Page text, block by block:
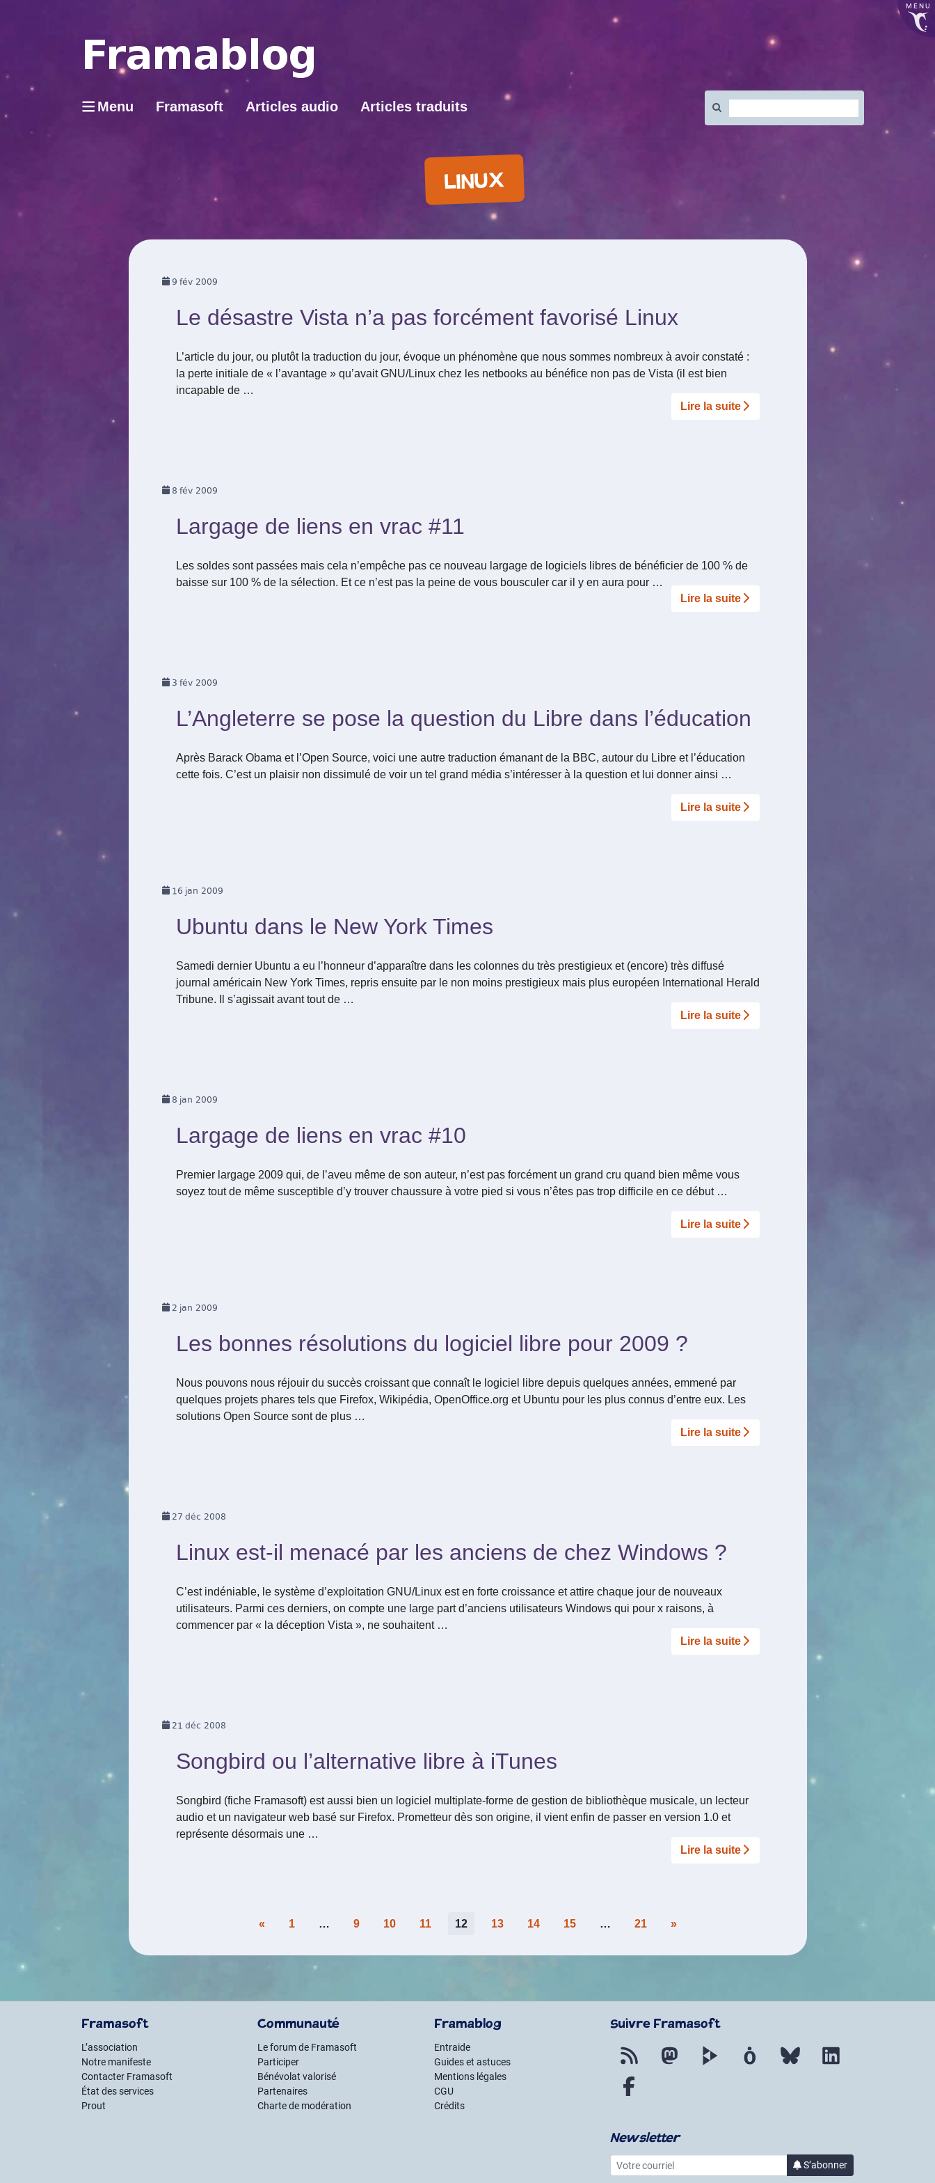
MENU
Menu Framasoft Articles audio Articles traduits
:
LINUX
9 fév 2009
Le désastre Vista n’a pas forcément favorisé Linux
L’article du jour, ou plutôt la traduction du jour, évoque un phénomène que nous sommes nombreux à avoir constaté :
la perte initiale de « l’avantage » qu’avait GNU/Linux chez les netbooks au bénéfice non pas de Vista (il est bien
incapable de …
Lire la suite­­
8 fév 2009
Largage de liens en vrac #11
Les soldes sont passées mais cela n’empêche pas ce nouveau largage de logiciels libres de bénéficier de 100 % de
baisse sur 100 % de la sélection. Et ce n’est pas la peine de vous bousculer car il y en aura pour …
Lire la suite­­
3 fév 2009
L’Angleterre se pose la question du Libre dans l’éducation
Après Barack Obama et l’Open Source, voici une autre traduction émanant de la BBC, autour du Libre et l’éducation
cette fois. C’est un plaisir non dissimulé de voir un tel grand média s’intéresser à la question et lui donner ainsi …
Lire la suite­­
16 jan 2009
Ubuntu dans le New York Times
Samedi dernier Ubuntu a eu l’honneur d’apparaître dans les colonnes du très prestigieux et (encore) très diffusé
journal américain New York Times, repris ensuite par le non moins prestigieux mais plus européen International Herald
Tribune. Il s’agissait avant tout de …
Lire la suite­­
8 jan 2009
Largage de liens en vrac #10
Premier largage 2009 qui, de l’aveu même de son auteur, n’est pas forcément un grand cru quand bien même vous
soyez tout de même susceptible d’y trouver chaussure à votre pied si vous n’êtes pas trop difficile en ce début …
Lire la suite­­
2 jan 2009
Les bonnes résolutions du logiciel libre pour 2009 ?
Nous pouvons nous réjouir du succès croissant que connaît le logiciel libre depuis quelques années, emmené par
quelques projets phares tels que Firefox, Wikipédia, OpenOffice.org et Ubuntu pour les plus connus d’entre eux. Les
solutions Open Source sont de plus …
Lire la suite­­
27 déc 2008
Linux est-il menacé par les anciens de chez Windows ?
C’est indéniable, le système d’exploitation GNU/Linux est en forte croissance et attire chaque jour de nouveaux
utilisateurs. Parmi ces derniers, on compte une large part d’anciens utilisateurs Windows qui pour x raisons, à
commencer par « la déception Vista », ne souhaitent …
Lire la suite­­
21 déc 2008
Songbird ou l’alternative libre à iTunes
Songbird (fiche Framasoft) est aussi bien un logiciel multiplate-forme de gestion de bibliothèque musicale, un lecteur
audio et un navigateur web basé sur Firefox. Prometteur dès son origine, il vient enfin de passer en version 1.0 et
représente désormais une …
Lire la suite­­
des
« 1 … 9 10 11 12 13 14 15 … 21 »
Framasoft
L’association
Notre manifeste
Contacter Framasoft
État des services
Prout
Communauté
Le forum de Framasoft
Participer
Bénévolat valorisé
Partenaires
Charte de modération
Framablog
Entraide
Guides et astuces
Mentions légales
CGU
Crédits
Suivre Framasoft
Flux RSS Mastodon PeerTube Mobilizon Bluesky
Newsletter
Votre courriel S’abonnerà la lettre